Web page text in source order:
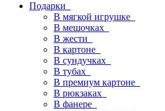
Подарки
В мягкой игрушке
В мешочках
В жести
В картоне
В сундучках
В тубах
В премиум картоне
В рюкзаках
В фанере